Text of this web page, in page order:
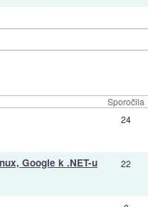
Sporočila
24
Google k .NET-u 22